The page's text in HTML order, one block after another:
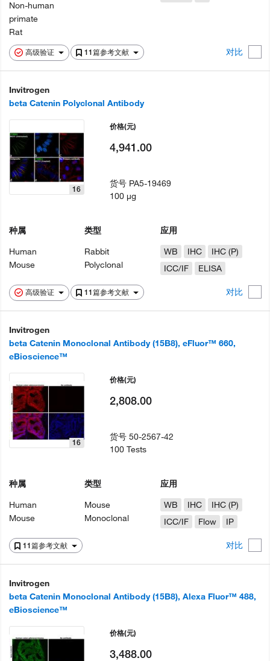
高级验证 11篇参考文献 对比
Non-human
primate
Rat
Invitrogen
beta Catenin Polyclonal Antibody
高级验证 11篇参考文献 对比
16
种属
Human
Mouse
类型
Rabbit
Polyclonal
应用
WB
IHC
IHC (P)
ICC/IF
ELISA
价格(元)
4,941.00
货号 PA5-19469
100 µg
Invitrogen
beta Catenin Monoclonal Antibody (15B8), eFluor™ 660,
eBioscience™
11篇参考文献 对比
16
种属
Human
Mouse
类型
Mouse
Monoclonal
应用
WB
IHC
IHC (P)
ICC/IF
Flow IP
价格(元)
2,808.00
货号50-2567-42
100 Tests
Invitrogen
beta Catenin Monoclonal Antibody (15B8), Alexa Fluor™ 488,
eBioscience™
价格(元)
3,488.00